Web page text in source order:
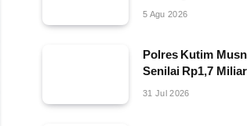
5 Agu 2026
Polres Kutim
Senilai Rp1,7 Miliar
31 Jul 2026